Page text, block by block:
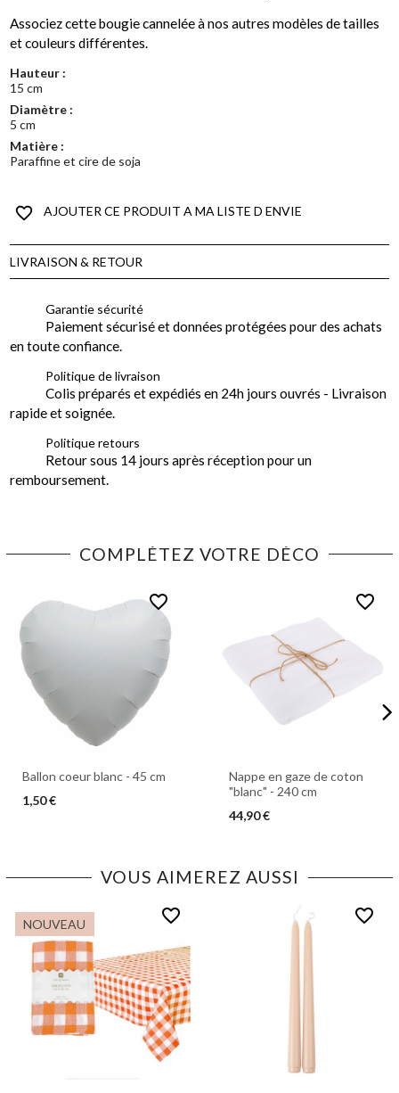
Associez cette bougie cannelée à nos autres modèles de tailles
et couleurs différentes.
Hauteur :
15 cm
Diamètre :
5 cm
Matière :
Paraffine et cire de soja
favorite_border AJOUTER CE PRODUIT A MA LISTE D ENVIE
LIVRAISON & RETOUR
Garantie sécurité
Paiement sécurisé et données protégées pour des achats
en toute confiance.
Politique de livraison
Colis préparés et expédiés en 24h jours ouvrés - Livraison
rapide et soignée.
Politique retours
Retour sous 14 jours après réception pour un
remboursement.
COMPLÉTEZ VOTRE DÉCO
favorite_border
Ballon coeur blanc - 45 cm
1,50 €
favorite_border
Nappe en gaze de coton
"blanc" - 240 cm
44,90 €
VOUS AIMEREZ AUSSI
NOUVEAU favorite_border favorite_border